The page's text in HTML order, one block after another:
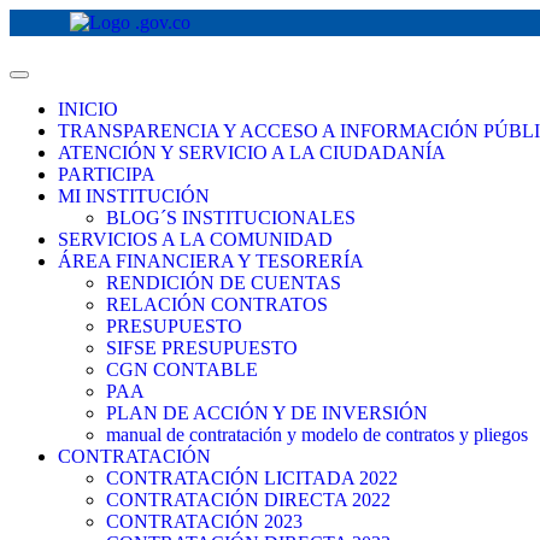
INICIO
TRANSPARENCIA Y ACCESO A INFORMACIÓN
ATENCIÓN Y SERVICIO A LA CIUDADANÍA
PARTICIPA
MI INSTITUCIÓN
BLOG´S INSTITUCIONALES
SERVICIOS A LA COMUNIDAD
ÁREA FINANCIERA Y TESORERÍA
RENDICIÓN DE CUENTAS
RELACIÓN CONTRATOS
PRESUPUESTO
SIFSE PRESUPUESTO
CGN CONTABLE
PAA
PLAN DE ACCIÓN Y DE INVERSIÓN
manual de contratación y modelo de contratos y pliegos
CONTRATACIÓN
CONTRATACIÓN LICITADA 2022
CONTRATACIÓN DIRECTA 2022
CONTRATACIÓN 2023